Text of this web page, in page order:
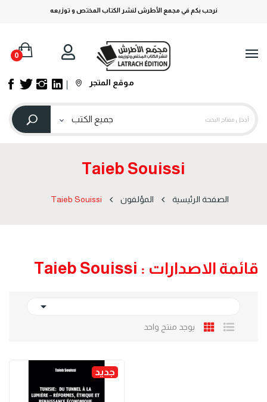
نرحب بكم في مجمع الأطرش لنشر الكتاب المختص و توزيعه
0
موقع المتجر
Taieb Souissi
الصفحة الرئيسية المؤلفون Taieb Souissi
قائمة الاصدارات : Taieb Souissi

يوجد منتج واحد
جديد